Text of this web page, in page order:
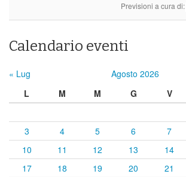
Previsioni a cura di:
Calendario eventi
« Lug Agosto 2026
L
M M G V
3
4 5 6 7
10
11 12 13 14
17
18 19 20 21